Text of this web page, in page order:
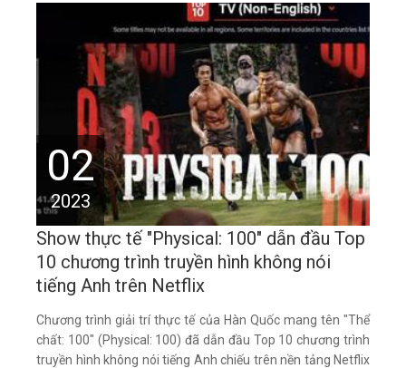
02
2023
Show thực tế "Physical: 100" dẫn đầu Top
10 chương trình truyền hình không nói
tiếng Anh trên Netflix
Chương trình giải trí thực tế của Hàn Quốc mang tên "Thể
chất: 100" (Physical: 100) đã dẫn đầu Top 10 chương trình
truyền hình không nói tiếng Anh chiếu trên nền tảng Netflix